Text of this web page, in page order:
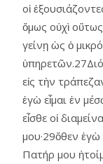
οἱ
ὅμως οὐχὶ
γείνῃ ὡς ὁ
εἰς τὴν
ἐγὼ εἶμαι ἐν
εἶσθε οἱ
μου·29ὅθεν ἐγὼ
Πατήρ μου